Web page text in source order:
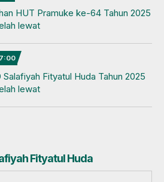
HUT Pramuke ke-64 Tahun 2025
lewat
Salafiyah Fityatul Huda Tahun 2025
lewat
Fityatul Huda